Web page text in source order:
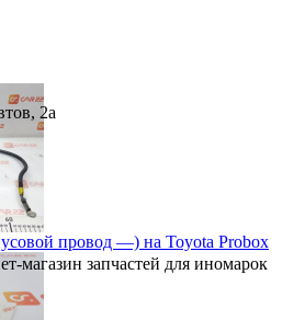
провод —) на Toyota Probox
2а
магазин запчастей для иномарок